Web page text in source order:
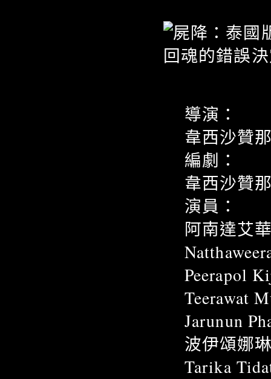
導演：
韋西沙贊
編劇：
韋西沙贊
演員：
阿南達艾
Peerapol
Teerawat
Jarunun
波伊頌娜
Tarika